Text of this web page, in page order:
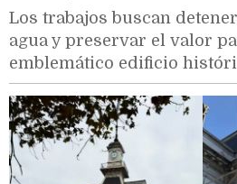
Los trabajos buscan
agua y preservar el valor
emblemático edificio